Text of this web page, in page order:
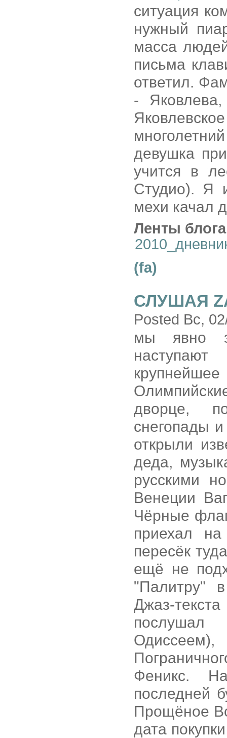
ситуация
нужный
масса
письма
ответил.
-
девушка
учится в
Студио). Я
мехи качал
Ленты
(fa)
СЛУШАЯ
Posted Вс,
мы явно
дворце,
снегопады
открыли
деда,
русскими
Венеции
Чёрные
приехал
пересёк
ещё не
"Палитру"
Джаз-
послушал
Феникс.
последней
Прощёное
дата